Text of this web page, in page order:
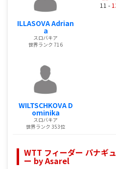
ILLASOVA Adrian
a
スロバキア
世界ランク 716
WILTSCHKOVA D
ominika
スロバキア
世界ランク 353位
11 -
WTT フィーダー パナギ
ー by Asarel